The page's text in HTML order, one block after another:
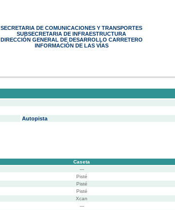
SECRETARIA DE COMUNICACIONES Y TRANSPORTES
SUBSECRETARIA DE INFRAESTRUCTURA
DIRECCIÓN GENERAL DE DESARROLLO CARRETERO
INFORMACIÓN DE LAS VÍAS
Autopista
Caseta
---
Pisté
Pisté
Pisté
Xcan
---